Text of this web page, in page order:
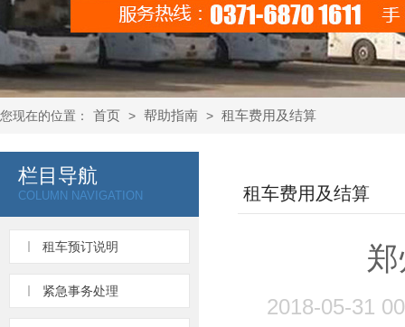
您现在的位置： 首页 > 帮助指南 > 租车费用及结算
栏目导航
COLUMN NAVIGATION
租车预订说明
紧急事务处理
租车费用及结算
2018-05-31